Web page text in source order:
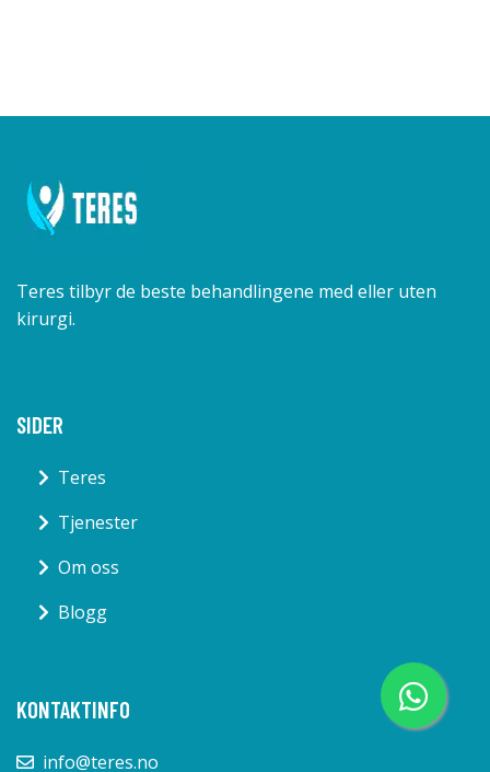
Teres tilbyr de beste behandlingene med eller uten
kirurgi.
SIDER
Teres
Tjenester
Om oss
Blogg
KONTAKTINFO
info@teres.no